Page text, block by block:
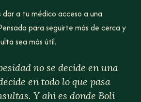
dar a tu médico acceso a una
para seguirte más de cerca y
sea más útil.
no se decide en una
en todo lo que pasa
Y ahí es donde Boli